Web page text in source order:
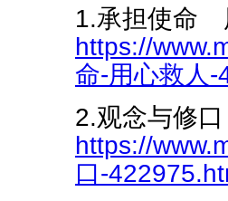
1.承担使命
https://
命-用心救人
2.观念与修口
https://
口-